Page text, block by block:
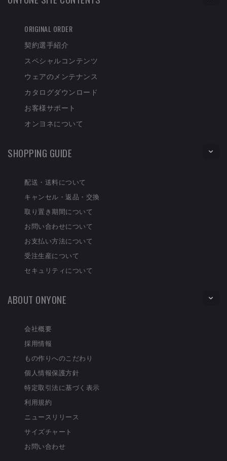
ORIGINAL ORDER
契約選手紹介
スペシャルコンテンツ
ウェアのメンテナンス
カタログダウンロード
お客様サポート
オンヨネについて
SHOPPING GUIDE
配送・送料について
キャンセル・返品・交換
取り置き期間について
お問い合わせについて
お支払い方法について
受注生産について
セキュリティについて
ABOUT ONYONE
会社概要
採用情報
もの作りへのこだわり
個人情報保護方針
特定取引法に基づく表示
利用規約
ニュースリリース
サイズチャート
お問い合わせ